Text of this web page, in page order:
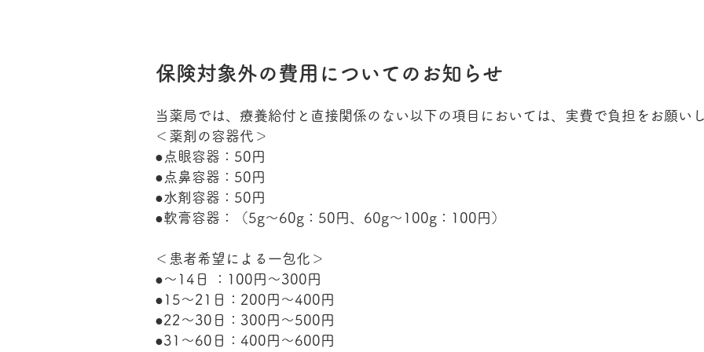
保険対象外の費用についてのお知らせ
当薬局では、療養給付と直接関係のない以下の項目においては、実費で負担をお願い
​＜薬剤の容器代＞
●点眼容器：50円
●点鼻容器：50円
●水剤容器：50円
●軟膏容器：（5g～60g：50円、60g～100g：100円）
＜患者希望による一包化＞
●～14日 ：100円～300円
●15～21日：200円～400円
●22～30日：300円～500円
●31～60日：400円～600円